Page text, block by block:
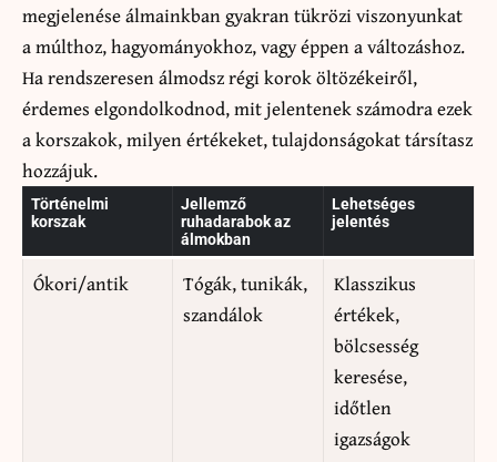
megjelenése álmainkban gyakran tükrözi viszonyunkat
a múlthoz, hagyományokhoz, vagy éppen a változáshoz.
Ha rendszeresen álmodsz régi korok öltözékeiről,
érdemes elgondolkodnod, mit jelentenek számodra ezek
a korszakok, milyen értékeket, tulajdonságokat társítasz
hozzájuk.
Történelmi
korszak
Jellemző
ruhadarabok az
álmokban
Lehetséges
jelentés
Ókori/antik
Tógák, tunikák,
szandálok
Klasszikus
értékek,
bölcsesség
keresése,
időtlen
igazságok